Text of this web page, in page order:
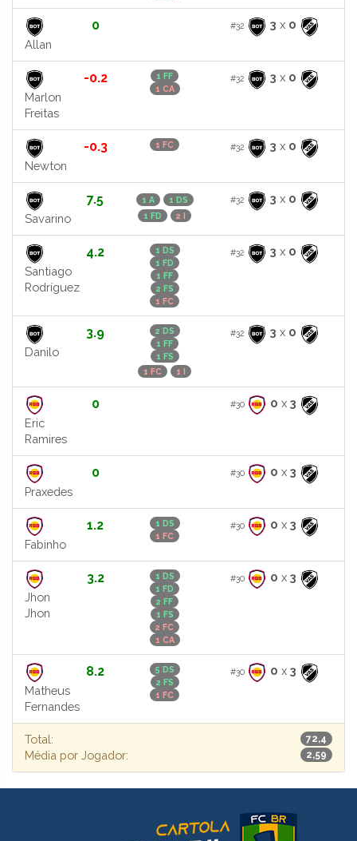
Allan
0 #32 3 x 0
Marlon
Freitas
-0.2
1 FF
1 CA
#32 3 x 0
Newton
-0.3 1 FC #32 3 x 0
Savarino
7.5 1 A
1 DS
1 FD
2 I
#32 3 x 0
Santiago
Rodríguez
4.2
1 DS
1 FD
1 FF
2 FS
1 FC
#32 3 x 0
Danilo
3.9
2 DS
1 FF
1 FS
1 FC
1 I
#32 3 x 0
Eric
Ramires
0 #30 0 x 3
Praxedes
0 #30 0 x 3
Fabinho
1.2
1 DS
1 FC
#30 0 x 3
Jhon
Jhon
3.2
1 DS
1 FD
2 FF
1 FS
2 FC
1 CA
#30 0 x 3
Matheus
Fernandes
8.2
5 DS
2 FS
1 FC
#30 0 x 3
Total: 72,4
Média por Jogador: 2,59